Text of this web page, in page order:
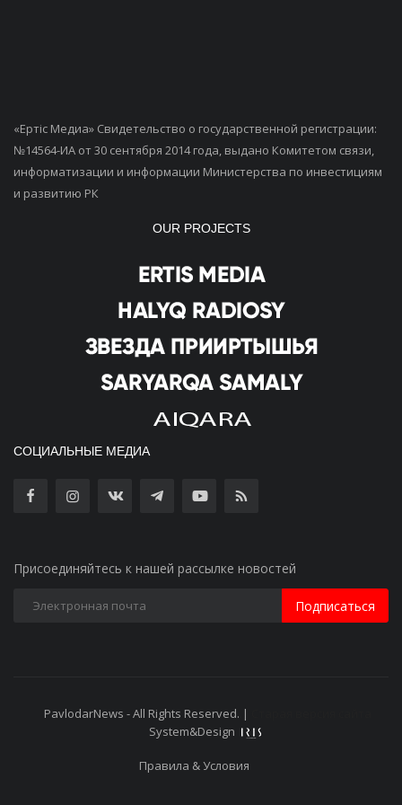
«Ертiс Медиа» Свидетельство о государственной регистрации:
№14564-ИА от 30 сентября 2014 года, выдано Комитетом связи,
информатизации и информации Министерства по инвестициям
и развитию РК
OUR PROJECTS
СОЦИАЛЬНЫЕ МЕДИА
Присоединяйтесь к нашей рассылке новостей
Подписаться
PavlodarNews - All Rights Reserved. |
System&Design
Правила & Условия